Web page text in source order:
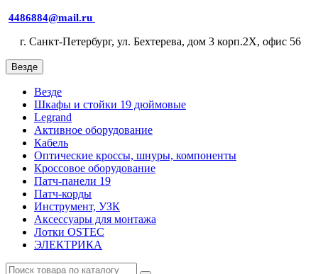
4486884@mail.ru
г. Санкт-Петербург, ул. Бехтерева, дом 3 корп.2X, офис 56
Везде
Везде
Шкафы и стойки 19 дюймовые
Legrand
Активное оборудование
Кабель
Оптические кроссы, шнуры, компоненты
Кроссовое оборудование
Патч-панели 19
Патч-корды
Инструмент, УЗК
Аксессуары для монтажа
Лотки OSTEC
ЭЛЕКТРИКА